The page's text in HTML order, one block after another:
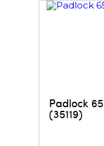
Padlock
(35119)